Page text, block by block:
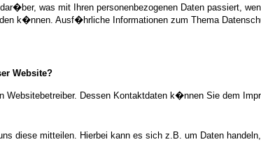
was mit Ihren personenbezogenen Daten passiert,
k�nnen. Ausf�hrliche Informationen zum Thema
Website?
Websitebetreiber. Dessen Kontaktdaten k�nnen Sie dem
diese mitteilen. Hierbei kann es sich z.B. um Daten